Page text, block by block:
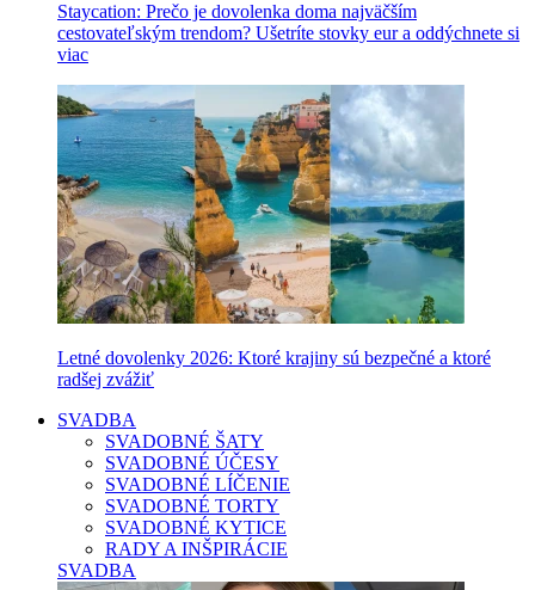
Staycation: Prečo je dovolenka doma najväčším
cestovateľským trendom? Ušetríte stovky eur a oddýchnete si
viac
Letné dovolenky 2026: Ktoré krajiny sú bezpečné a ktoré
radšej zvážiť
SVADBA
SVADOBNÉ ŠATY
SVADOBNÉ ÚČESY
SVADOBNÉ LÍČENIE
SVADOBNÉ TORTY
SVADOBNÉ KYTICE
RADY A INŠPIRÁCIE
SVADBA